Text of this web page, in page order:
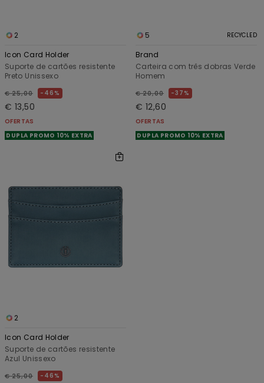
2
Icon Card Holder
Suporte de cartões resistente
Preto Unissexo
€ 25,00 46%
€ 13,50
OFERTAS
DUPLA PROMO 10% EXTRA
5 RECYCLED
Brand
Carteira com três dobras Verde
Homem
€ 20,00 37%
€ 12,60
OFERTAS
DUPLA PROMO 10% EXTRA
2
Icon Card Holder
Suporte de cartões resistente
Azul Unissexo
€ 25,00 46%